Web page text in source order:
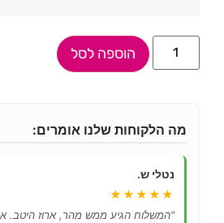
הוספה לסל
מה הלקוחות שלנו אומרים:
נטלי ש.
★★★★★
"המשלוח הגיע ממש מהר, ארוז היטב.